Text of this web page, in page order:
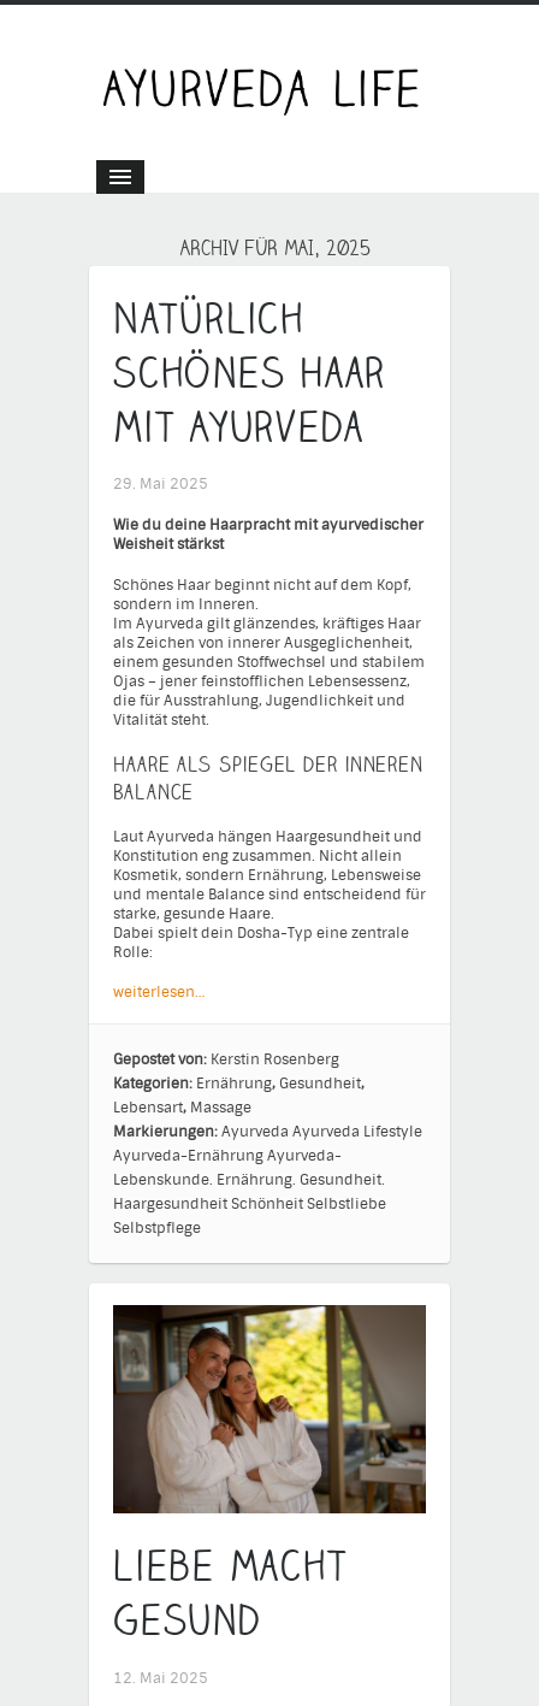
ARCHIV FÜR MAI, 2025
Natürlich
schönes Haar
mit Ayurveda
29. Mai 2025
Wie du deine Haarpracht mit ayurvedischer
Weisheit stärkst
Schönes Haar beginnt nicht auf dem Kopf,
sondern im Inneren.
Im Ayurveda gilt glänzendes, kräftiges Haar
als Zeichen von innerer Ausgeglichenheit,
einem gesunden Stoffwechsel und stabilem
Ojas – jener feinstofflichen Lebensessenz,
die für Ausstrahlung, Jugendlichkeit und
Vitalität steht.
Haare als Spiegel der inneren
Balance
Laut Ayurveda hängen Haargesundheit und
Konstitution eng zusammen. Nicht allein
Kosmetik, sondern Ernährung, Lebensweise
und mentale Balance sind entscheidend für
starke, gesunde Haare.
Dabei spielt dein Dosha-Typ eine zentrale
Rolle:
weiterlesen…
Gepostet von: Kerstin Rosenberg
Kategorien: Ernährung, Gesundheit,
Lebensart, Massage
Markierungen:Ayurveda Ayurveda Lifestyle
Ayurveda-ErnährungAyurveda-
Lebenskunde. Ernährung. Gesundheit.
Haargesundheit Schönheit Selbstliebe
Selbstpflege
Liebe macht
gesund
12. Mai 2025